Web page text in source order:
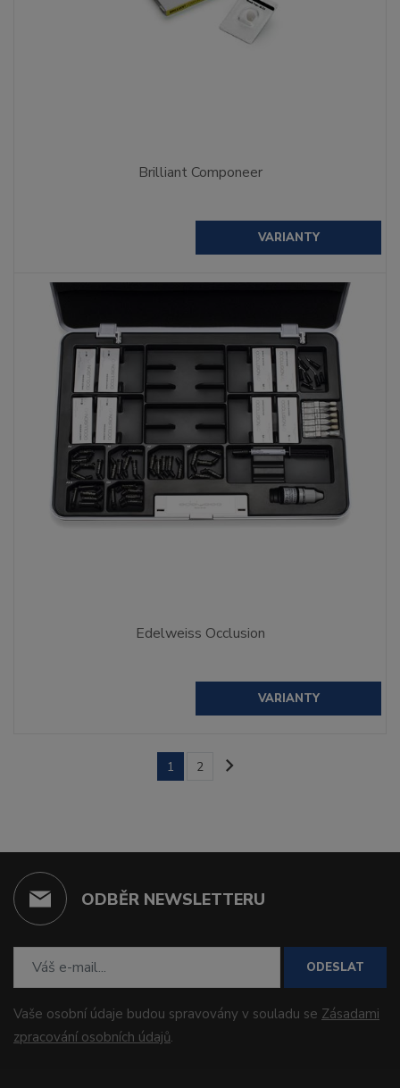
Brilliant Componeer
VARIANTY
Edelweiss Occlusion
VARIANTY
1 2
ODBĚR NEWSLETTERU
ODESLAT
Vaše osobní údaje budou spravovány v souladu se Zásadami
zpracování osobních údajů.